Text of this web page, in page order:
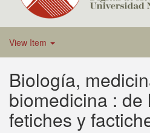
View Item
Biología,
biomedicina : de
fetiches y